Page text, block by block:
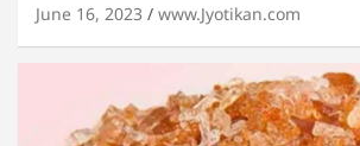
June 16, 2023 www.Jyotikan.com